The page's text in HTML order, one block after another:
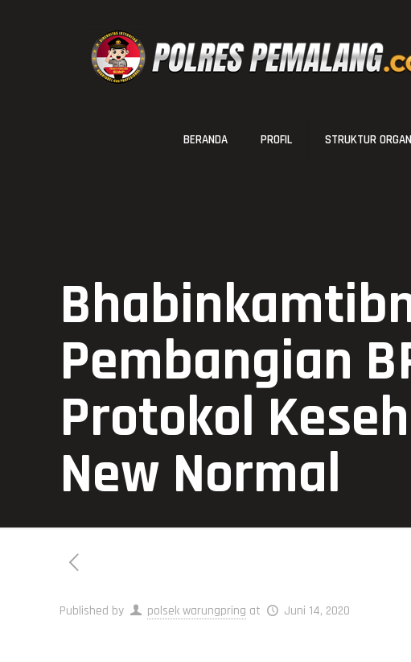
BERANDA PROFIL STRUKTUR
Pembangian
Protokol
New Normal
Published by polsek warungpring at Juni 14, 2020